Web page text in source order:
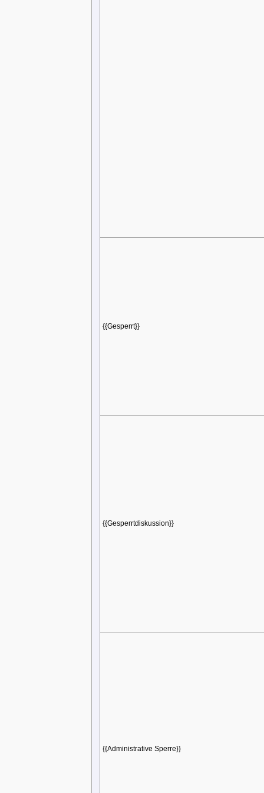
{{Gesperrt}}
{{Gesperrtdiskussion}}
{{Administrative Sperre}}